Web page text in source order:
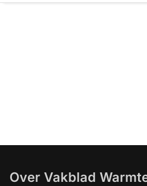
Over Vakblad